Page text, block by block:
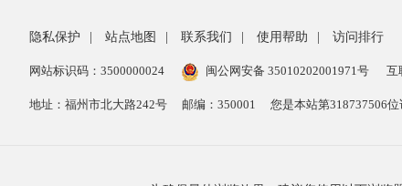
隐私保护 站点地图 联系我们 使用帮助 访问排行
网站标识码：3500000024 闽公网安备 35010202001971号 互
地址：福州市北大路242号 邮编：350001 您是本站第318737506位